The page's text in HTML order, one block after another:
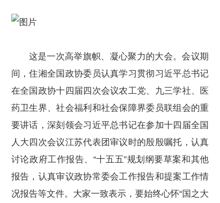
这是一次高举旗帜、凝心聚力的大会。会议期
间，住湘全国政协委员认真学习贯彻习近平总书记
在全国政协十四届四次会议农工党、九三学社、医
药卫生界、社会福利和社会保障界委员联组会的重
要讲话，深刻领会习近平总书记在参加十四届全国
人大四次会议江苏代表团审议时的殷殷嘱托，认真
讨论政府工作报告、“十五五”规划纲要草案和其他
报告，认真审议政协常委会工作报告和提案工作情
况报告等文件。大家一致表示，要始终心怀“国之大